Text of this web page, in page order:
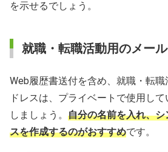
を示せるでしょう。
就職・転職活動用のメー
Web履歴書送付を含め、就職・転
ドレスは、プライベートで使用し
しましょう。 自分の名前を入れ、
スを作成するのがおすすめです。